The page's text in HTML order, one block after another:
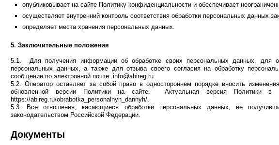
опубликовывает на сайте Политику конфиденциальности и обеспечивает
осуществляет внутренний контроль соответствия обработки персональных данных
определяет места хранения персональных данных.
5. Заключительные положения
5.1. Для получения информации об обработке своих персональных данных, для
персональных данных, а также для отзыва своего согласия на обработку
сообщение по электронной почте: info@abireg.ru.
5.2. Оператор оставляет за собой право в одностороннем порядке вносить
обновленной версии Политики на сайте. Актуальная версия Политики
https://abireg.ru/obrabotka_personalnyh_dannyh/.
5.3. Все отношения, касающиеся обработки персональных данных, не
законодательством Российской Федерации.
Документы